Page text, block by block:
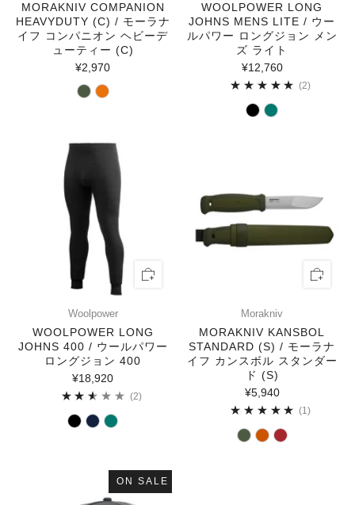
MORAKNIV COMPANION
HEAVYDUTY (C) / モーラナ
イフ コンパニオン ヘビーデ
ューティー (C)
¥2,970
WOOLPOWER LONG
JOHNS MENS LITE / ウー
ルパワー ロングジョン メン
ズ ライト
¥12,760
(2)2
Woolpower
WOOLPOWER LONG
JOHNS 400 / ウールパワー
ロングジョン 400
¥18,920
(2)2
Morakniv
MORAKNIV KANSBOL
STANDARD (S) / モーラナ
イフ カンスボル スタンダー
ド (S)
¥5,940
(1)1
ON SALE